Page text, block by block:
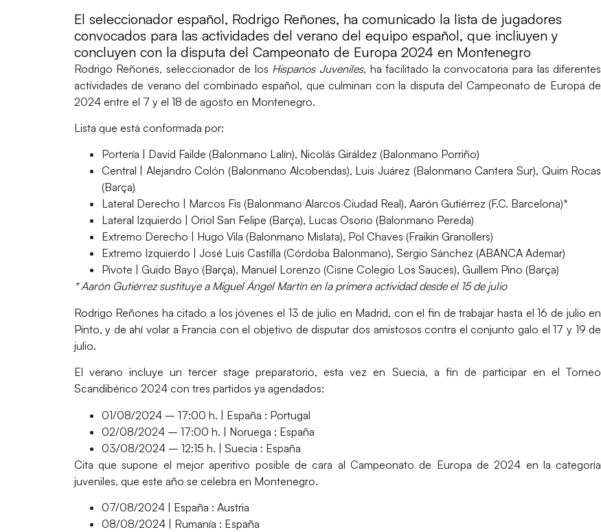
El seleccionador español, Rodrigo Reñones, ha comunicado la lista de jugadores
convocados para las actividades del verano del equipo español, que incliuyen y
concluyen con la disputa del Campeonato de Europa 2024 en Montenegro
Rodrigo Reñones, seleccionador de los Hispanos Juveniles, ha facilitado la convocatoria para las diferentes
actividades de verano del combinado español, que culminan con la disputa del Campeonato de Europa de
2024entre el 7 y el 18 de agosto en Montenegro.
Lista que está conformada por:
Portería
| David Failde (Balonmano Lalín), Nicolás Giráldez (Balonmano Porriño)
Central
| Alejandro Colón (Balonmano Alcobendas), Luis Juárez (Balonmano Cantera Sur), Quim Rocas
(Barça)
Lateral Derecho | Marcos Fis (Balonmano Alarcos Ciudad Real), Aarón Gutiérrez (F.C. Barcelona)*
Lateral Izquierdo | Oriol San Felipe (Barça), Lucas Osorio (Balonmano Pereda)
Extremo Derecho | Hugo Vila (Balonmano Mislata), Pol Chaves (Fraikin Granollers)
Extremo Izquierdo | José Luis Castilla (Córdoba Balonmano), Sergio Sánchez (ABANCA Ademar)
Pivote
| Guido Bayo (Barça), Manuel Lorenzo (Cisne Colegio Los Sauces), Guillem Pino (Barça)
* Aarón Gutiérrez sustituye a Miguel Ángel Martín en la primera actividad desde el 15 de julio
Rodrigo Reñones ha citado a los jóvenes el 13 de julio en Madrid, con el fin de trabajar hasta el 16 de julio en
Pinto, y de ahí volar a Francia con el objetivo de disputar dos amistosos contra el conjunto galo el 17 y 19 de
julio.
El verano incluye un tercer stage preparatorio, esta vez en Suecia, a fin de participar en el Torneo
Scandibérico 2024 con tres partidos ya agendados:
01/08/2024 – 17:00 h. | España : Portugal
02/08/2024 – 17:00 h. | Noruega : España
03/08/2024 – 12:15 h. | Suecia : España
Cita que supone el mejor aperitivo posible de cara al Campeonato de Europa de 2024 en la categoría
juveniles, que este año se celebra en Montenegro.
07/08/2024 | España : Austria
08/08/2024 | Rumanía : España